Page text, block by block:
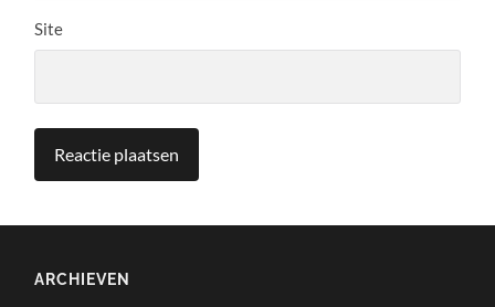
Site
ARCHIEVEN